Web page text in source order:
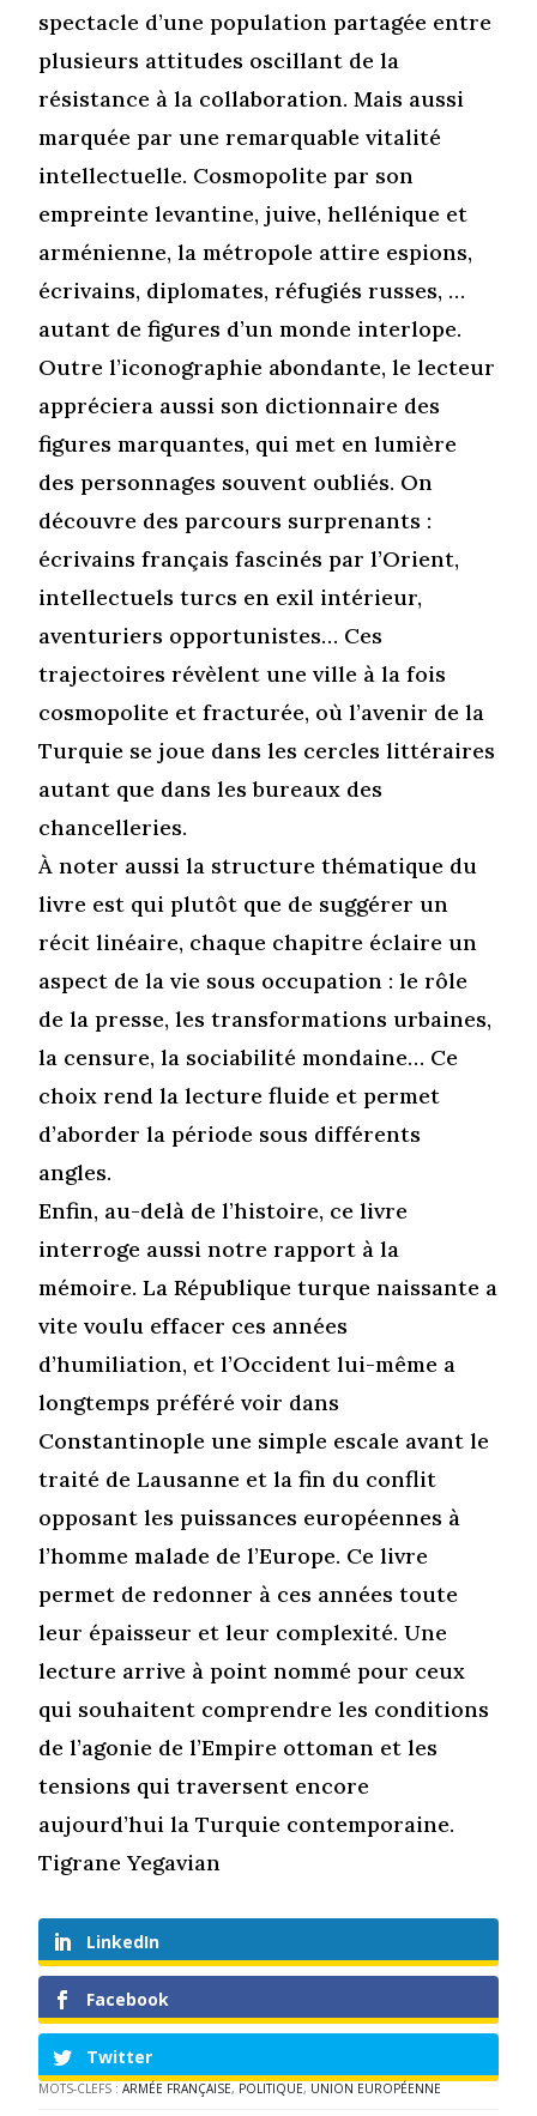
spectacle d’une population partagée entre
plusieurs attitudes oscillant de la
résistance à la collaboration. Mais aussi
marquée par une remarquable vitalité
intellectuelle. Cosmopolite par son
empreinte levantine, juive, hellénique et
arménienne, la métropole attire espions,
écrivains, diplomates, réfugiés russes, …
autant de figures d’un monde interlope.
Outre l’iconographie abondante, le lecteur
appréciera aussi son dictionnaire des
figures marquantes, qui met en lumière
des personnages souvent oubliés. On
découvre des parcours surprenants :
écrivains français fascinés par l’Orient,
intellectuels turcs en exil intérieur,
aventuriers opportunistes… Ces
trajectoires révèlent une ville à la fois
cosmopolite et fracturée, où l’avenir de la
Turquie se joue dans les cercles littéraires
autant que dans les bureaux des
chancelleries.
À noter aussi la structure thématique du
livre est qui plutôt que de suggérer un
récit linéaire, chaque chapitre éclaire un
aspect de la vie sous occupation : le rôle
de la presse, les transformations urbaines,
la censure, la sociabilité mondaine… Ce
choix rend la lecture fluide et permet
d’aborder la période sous différents
angles.
Enfin, au-delà de l’histoire, ce livre
interroge aussi notre rapport à la
mémoire. La République turque naissante a
vite voulu effacer ces années
d’humiliation, et l’Occident lui-même a
longtemps préféré voir dans
Constantinople une simple escale avant le
traité de Lausanne et la fin du conflit
opposant les puissances européennes à
l’homme malade de l’Europe. Ce livre
permet de redonner à ces années toute
leur épaisseur et leur complexité. Une
lecture arrive à point nommé pour ceux
qui souhaitent comprendre les conditions
de l’agonie de l’Empire ottoman et les
tensions qui traversent encore
aujourd’hui la Turquie contemporaine.
Tigrane Yegavian
LinkedIn
Facebook
Twitter
MOTS-CLEFS :ARMÉE FRANÇAISE, POLITIQUE, UNION EUROPÉENNE